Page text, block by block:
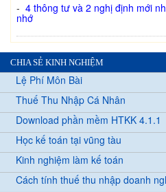
- 4 thông tư và 2 nghị định mới
nhớ
CHIA SẺ KINH NGHIỆM
Lệ Phí Môn Bài
Thuế Thu Nhập Cá Nhân
Download phần mềm HTKK 4.1.1
Học kế toán tại vũng tàu
Kinh nghiệm làm kế toán
Cách tính thuế thu nhập doanh